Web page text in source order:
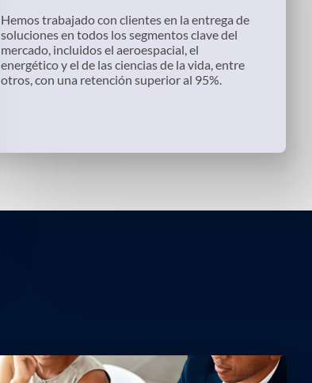
Hemos trabajado con clientes en la entrega de
soluciones en todos los segmentos clave del
mercado, incluidos el aeroespacial, el
energético y el de las ciencias de la vida, entre
otros, con una retención superior al 95%.